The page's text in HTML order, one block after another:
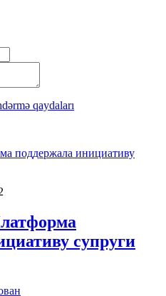
qaydaları
супруги